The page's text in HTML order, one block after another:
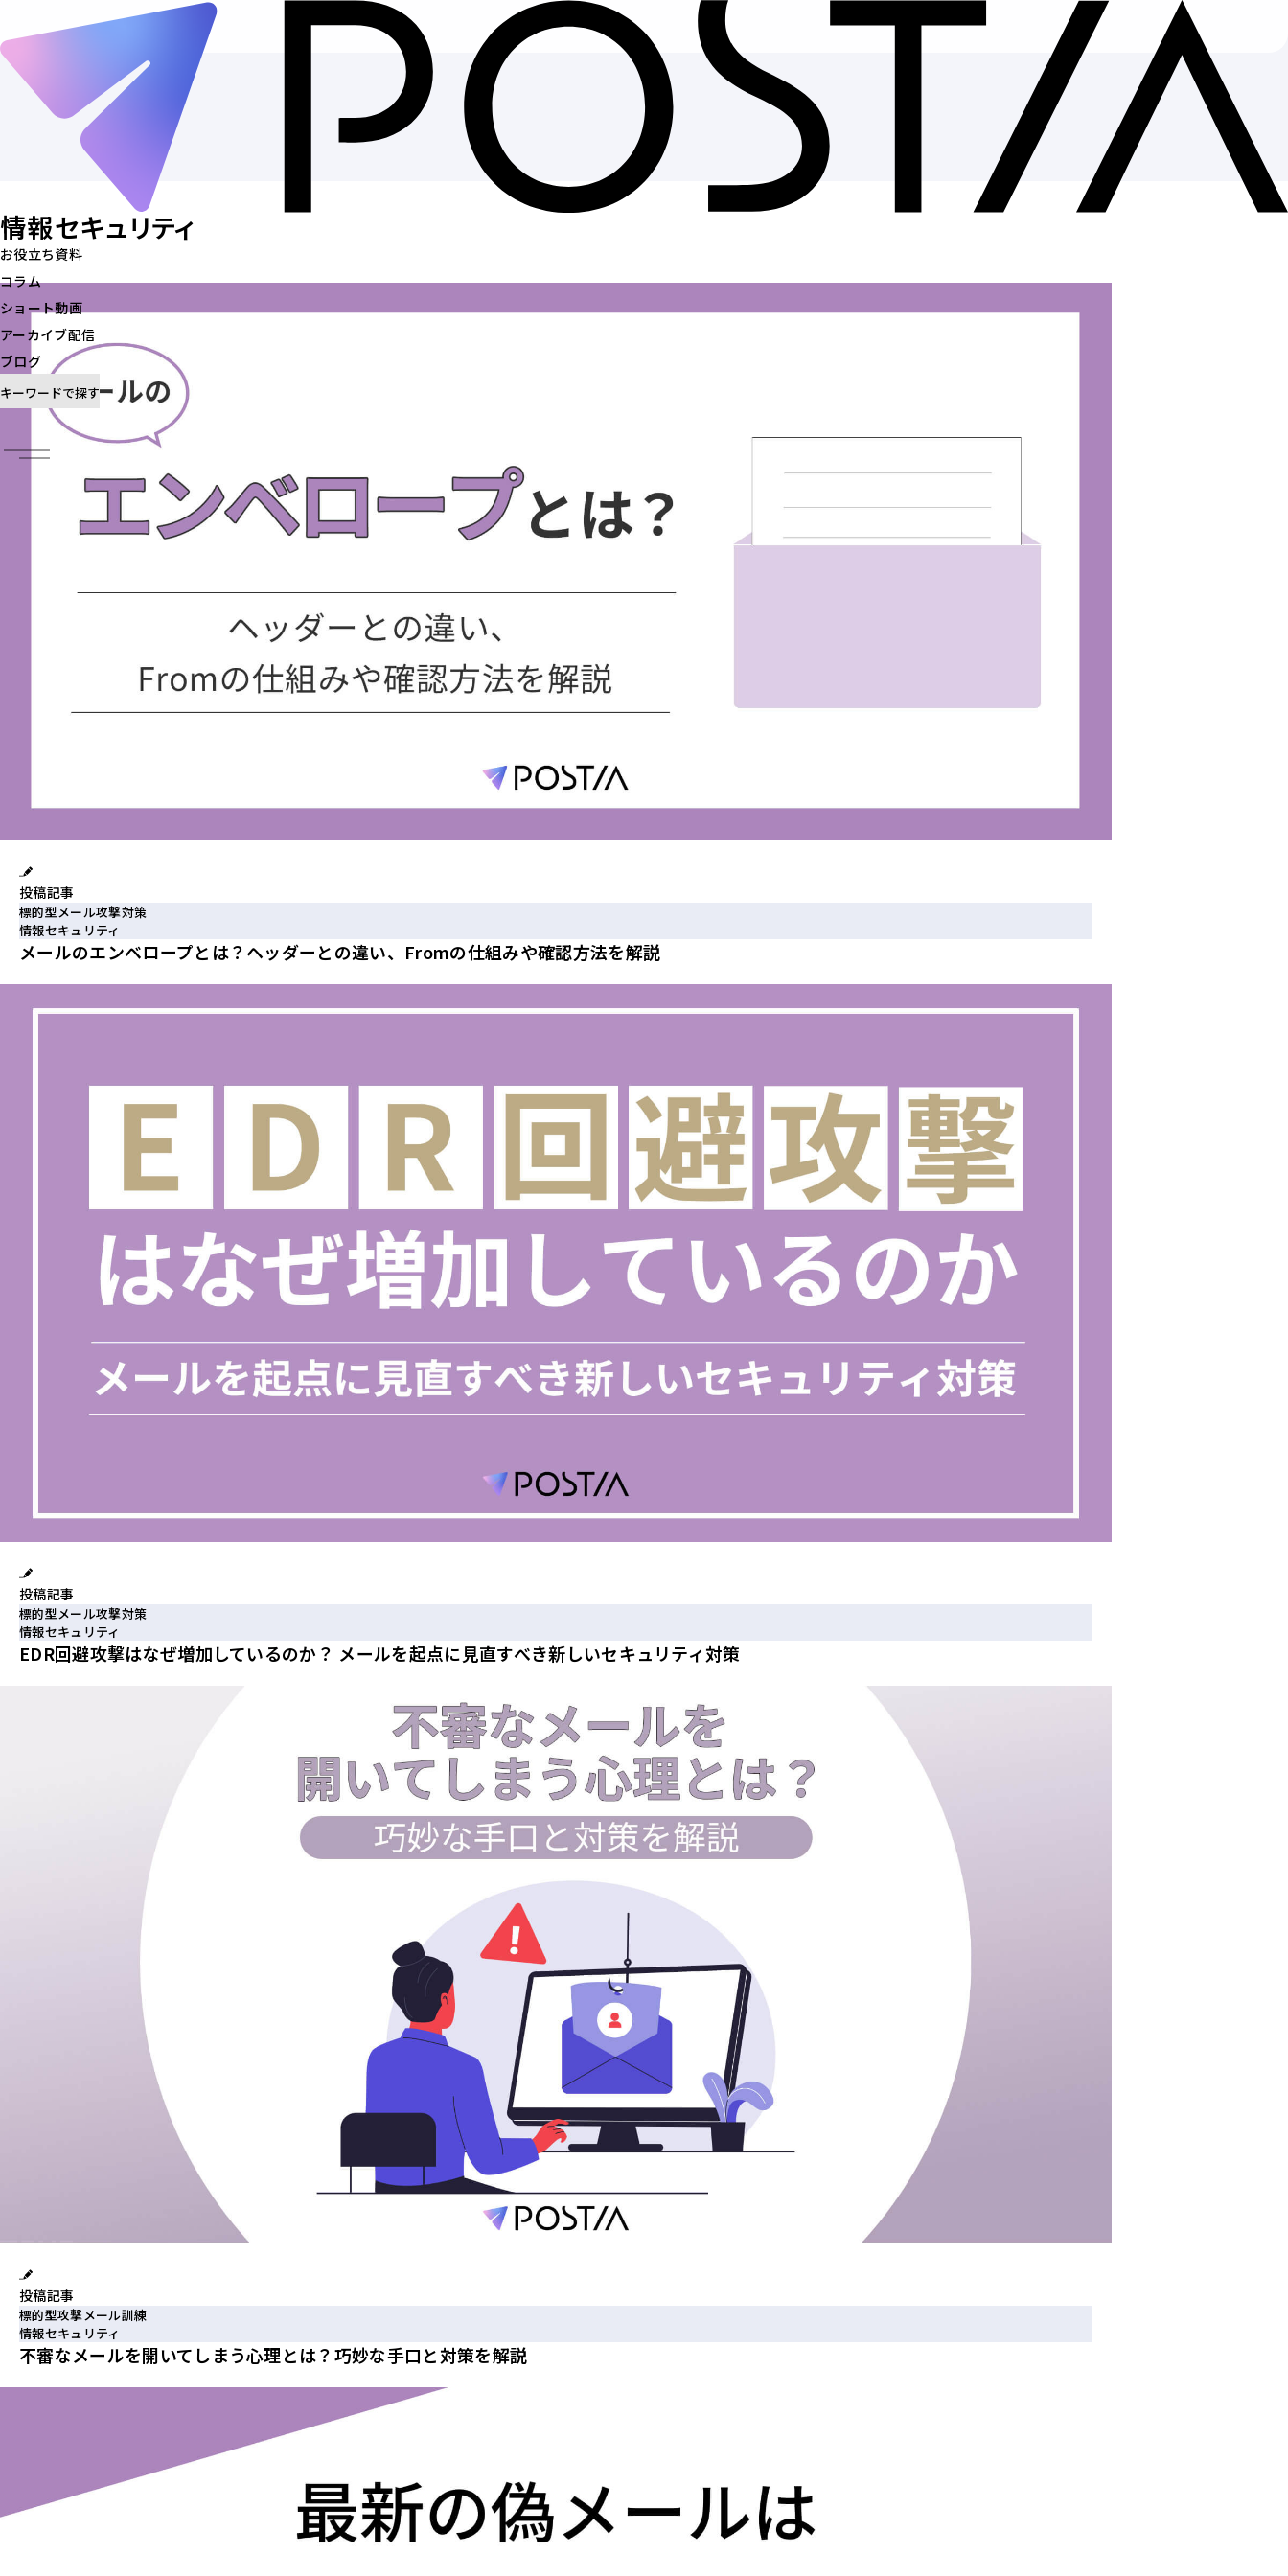
トップ
お役立ち資料
コラム
ショート動画
アーカイブ配信
ブログ
キーワードで探す
トップ
お役立ち資料
アーカイブ配信
ブログ
記事を探す
情報セキュリティ
投稿記事
標的型メール攻撃対策
情報セキュリティ
メールのエンベロープとは？ヘッダーとの違い、Fromの仕組みや確認方法を解説
投稿記事
標的型メール攻撃対策
情報セキュリティ
EDR回避攻撃はなぜ増加しているのか？ メールを起点に見直すべき新しいセキュリティ対策
投稿記事
標的型攻撃メール訓練
情報セキュリティ
不審なメールを開いてしまう心理とは？巧妙な手口と対策を解説